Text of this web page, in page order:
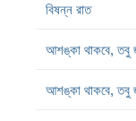
বিষন্ন রাত
আশঙ্কা থাকবে, তবু
আশঙ্কা থাকবে, তবু